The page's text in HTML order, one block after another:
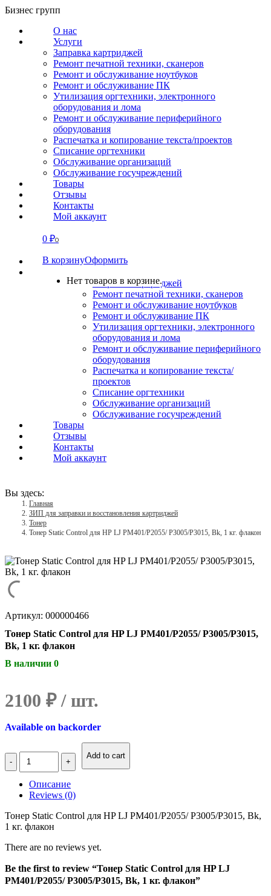
Перейти
содержанию
Бизнес групп
О нас
Услуги
Заправка картриджей
Ремонт печатной техники, сканеров
Ремонт и обслуживание ноутбуков
Ремонт и обслуживание ПК
Утилизация оргтехники, электронного
оборудования и лома
Ремонт и обслуживание периферийного
оборудования
Распечатка и копирование текста/проектов
Списание оргтехники
Обслуживание организаций
Обслуживание госучреждений
Товары
Отзывы
Контакты
Мой аккаунт
0 ₽0
В корзинуОформить
Нет товаров в корзине.
СВЯЗАТЬСЯ
О нас
Заправка картриджей
Ремонт печатной техники, сканеров
Ремонт и обслуживание ноутбуков
Ремонт и обслуживание ПК
Утилизация оргтехники, электронного
оборудования и лома
Ремонт и обслуживание периферийного
оборудования
Распечатка и копирование текста/
проектов
Списание оргтехники
Обслуживание организаций
Обслуживание госучреждений
Товары
Отзывы
Контакты
Мой аккаунт
Вы здесь:
Главная
ЗИП для заправки и восстановления картриджей
Тонер
Тонер Static Control для HP LJ PM401/P2055/ P3005/P3015, Bk, 1 кг. флакон
Артикул: 000000466
Тонер Static Control для HP LJ PM401/P2055/ P3005/P3015,
Bk, 1 кг. флакон
В наличии 0
2100 ₽
Available on backorder
Количество
Тонер
Control
HP
LJ
PM401/P2055/
P3005/P3015,
1
кг.
флакон
Add to cart
Описание
Reviews (0)
Тонер Static Control для HP LJ PM401/P2055/ P3005/P3015, Bk,
1 кг. флакон
There are no reviews yet.
Be the first to review “Тонер Static Control для HP LJ
PM401/P2055/ P3005/P3015, Bk, 1 кг. флакон”